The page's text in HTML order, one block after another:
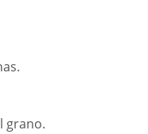
grano.